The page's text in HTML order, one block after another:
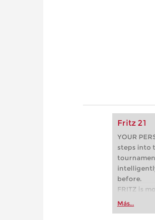
Fritz 21
YOUR
steps into
before.
FRITZ is
Whether
Más...